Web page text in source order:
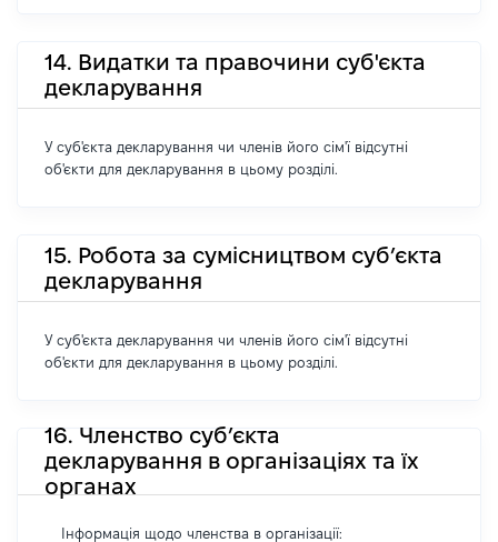
14. Видатки та правочини суб'єкта
декларування
У суб'єкта декларування чи членів його сім'ї відсутні
об'єкти для декларування в цьому розділі.
15. Робота за сумісництвом суб’єкта
декларування
У суб'єкта декларування чи членів його сім'ї відсутні
об'єкти для декларування в цьому розділі.
16. Членство суб’єкта
декларування в організаціях та їх
органах
Інформація щодо членства в організації: